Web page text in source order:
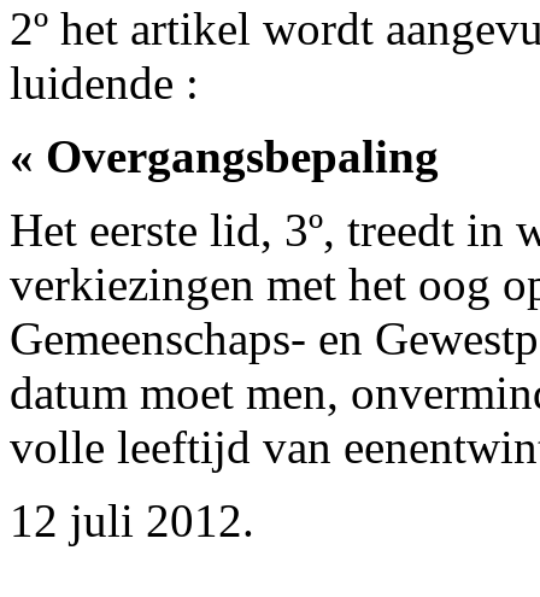
2º het artikel wordt
luidende :
« Overgangsbepaling
Het eerste lid, 3º, treedt in
verkiezingen met het oog
Gemeenschaps- en
datum moet men,
volle leeftijd van
12 juli 2012.